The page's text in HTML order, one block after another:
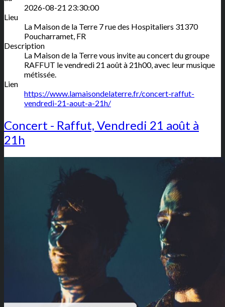
2026-08-21 23:30:00
Lieu
La Maison de la Terre 7 rue des Hospitaliers 31370
Poucharramet, FR
Description
La Maison de la Terre vous invite au concert du groupe
RAFFUT le vendredi 21 août à 21h00, avec leur musique
métissée.
Lien
https://www.lamaisondelaterre.fr/concert-raffut-
vendredi-21-aout-a-21h/
Concert - Raffut, Vendredi 21 août à
21h